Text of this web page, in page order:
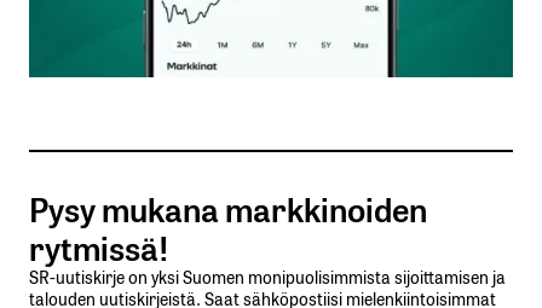
Sähköpostiosoitettasi ei julkaista.Pakolliset
Pysy mukana markkinoiden
rytmissä!
SR-uutiskirje on yksi Suomen monipuolisimmista sijoittamisen ja
talouden uutiskirjeistä. Saat sähköpostiisi mielenkiintoisimmat